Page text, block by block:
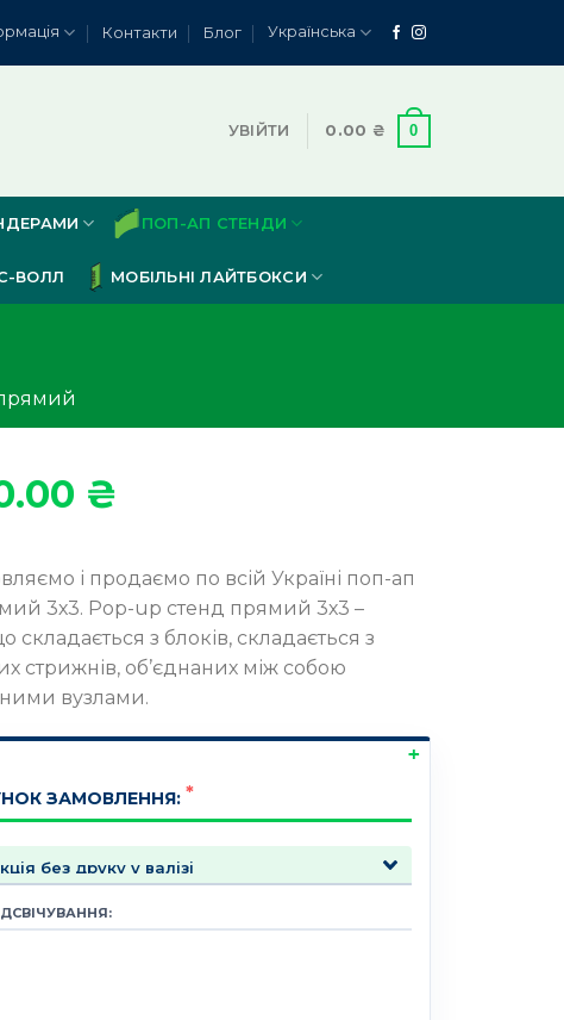
Контакти Блог Українська
УВІЙТИ 0.00 ₴ 0
ПОП-АП СТЕНДИ
ВОЛЛ МОБІЛЬНІ ЛАЙТБОКСИ
₴
і продаємо по всій Україні поп-ап
3х3. Pop-up стенд прямий 3х3 –
складається з блоків, складається з
стрижнів, об’єднаних між собою
вузлами.
ЗАМОВЛЕННЯ: